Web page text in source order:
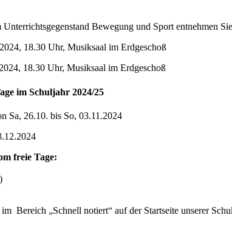
Bewegung und Sport entnehmen
18.30 Uhr, Musiksaal im Erdgeschoß
18.30 Uhr, Musiksaal im Erdgeschoß
im Schuljahr 2024/25
Sa, 26.10. bis So, 03.11.2024
freie Tage:
Bereich „Schnell notiert“ auf der Startseite unserer